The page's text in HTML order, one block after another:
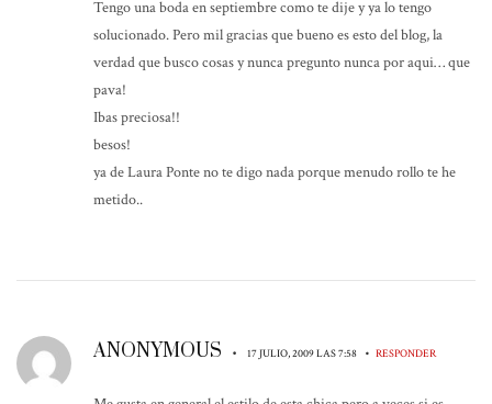
Tengo una boda en septiembre como te dije y ya lo tengo
solucionado. Pero mil gracias que bueno es esto del blog, la
verdad que busco cosas y nunca pregunto nunca por aqui… que
pava!
Ibas preciosa!!
besos!
ya de Laura Ponte no te digo nada porque menudo rollo te he
metido..
ANONYMOUS • 17 JULIO, 2009 LAS 7:58 • RESPONDER